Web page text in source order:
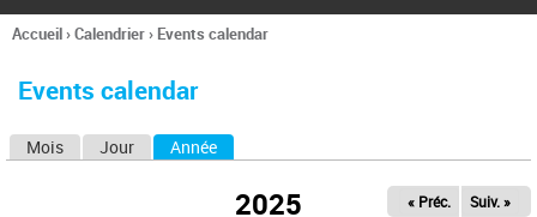
l
h
e
Vous
ici
Accueil›Calendrier› Events calendar
Events calendar
Mois Jour Année
2025 « Préc. Suiv. »